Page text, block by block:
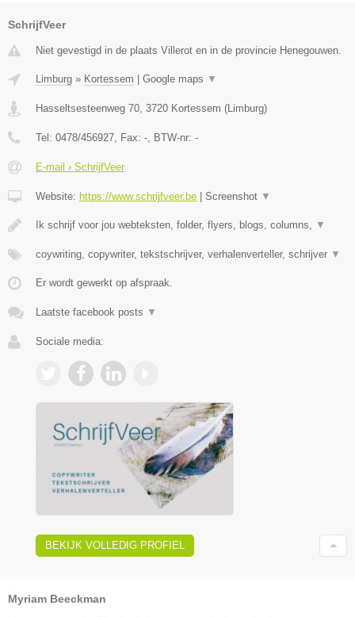
SchrijfVeer
Niet gevestigd in de plaats Villerot en in de provincie Henegouwen.
Limburg » Kortessem Google maps ▼
Hasseltsesteenweg 70, 3720 Kortessem (Limburg)
Tel: 0478/456927, Fax: -, BTW-nr: -
E-mail › SchrijfVeer
Website: https://www.schrijfveer.be Screenshot ▼
Ik schrijf voor jou webteksten, folder, flyers, blogs, columns, ▼
coywriting, copywriter, tekstschrijver, verhalenverteller, schrijver ▼
Er wordt gewerkt op afspraak.
Laatste facebook posts ▼
Sociale media:
BEKIJK VOLLEDIG PROFIEL
Myriam Beeckman